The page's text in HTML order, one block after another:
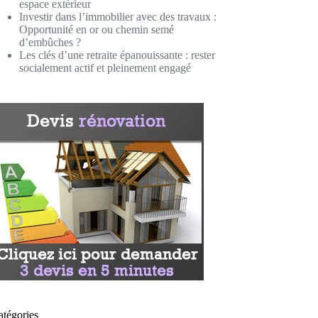
espace extérieur
Investir dans l’immobilier avec des travaux :
Opportunité en or ou chemin semé
d’embûches ?
Les clés d’une retraite épanouissante : rester
socialement actif et pleinement engagé